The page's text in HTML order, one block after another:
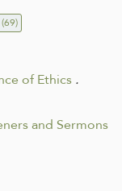
(69)
of Ethics.
and Sermons